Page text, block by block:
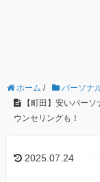
ホーム / パーソナ
【町田】安いパー
ウンセリングも！
2025.07.24